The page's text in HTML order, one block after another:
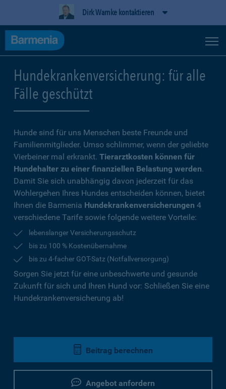
Dirk Warnke kontaktieren
Hundekrankenversicherung: für alle
Fälle geschützt
Hunde sind für uns Menschen beste Freunde und
Familienmitglieder. Umso schlimmer, wenn der geliebte
Vierbeiner mal erkrankt. Tierarztkosten können für
Hundehalter zu einer finanziellen Belastung werden.
Damit Sie sich unabhängig davon jederzeit für das
Wohlergehen Ihres Hundes entscheiden können, bietet
Ihnen die Barmenia Hundekrankenversicherungen 4
verschiedene Tarife sowie folgende weitere Vorteile:
lebenslanger Versicherungsschutz
bis zu 100 % Kostenübernahme
bis zu 4-facher GOT-Satz (Notfallversorgung)
Sorgen Sie jetzt für eine unbeschwerte und gesunde
Zukunft für sich und Ihren Hund vor: Schließen Sie eine
Hundekrankenversicherung ab!
Beitrag berechnen
Angebot anfordern